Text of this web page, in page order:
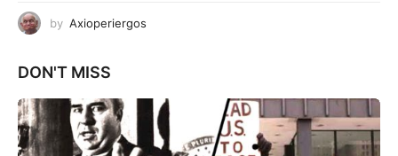
by Axioperiergos
DON'T MISS